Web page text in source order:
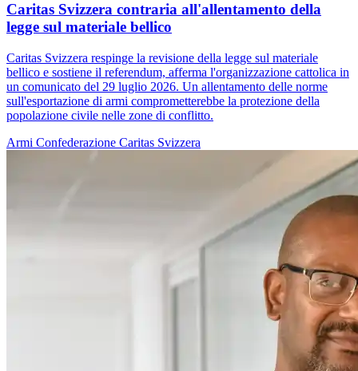
Caritas Svizzera contraria all'allentamento della
legge sul materiale bellico
Caritas Svizzera respinge la revisione della legge sul materiale
bellico e sostiene il referendum, afferma l'organizzazione cattolica in
un comunicato del 29 luglio 2026. Un allentamento delle norme
sull'esportazione di armi comprometterebbe la protezione della
popolazione civile nelle zone di conflitto.
Armi Confederazione Caritas Svizzera